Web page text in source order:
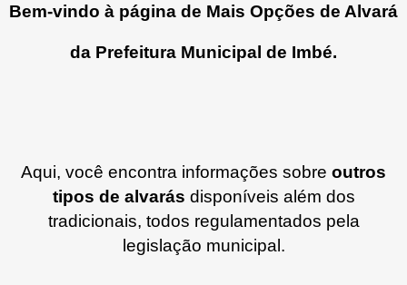
Bem-vindo à página de Mais Opções de Alvará
da Prefeitura Municipal de Imbé.
Aqui, você encontra informações sobre outros
tipos de alvarás disponíveis além dos
tradicionais, todos regulamentados pela
legislação municipal.